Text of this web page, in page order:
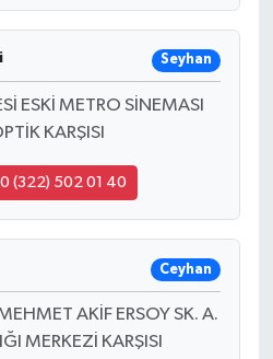
Seyhan
ESKİ METRO SİNEMASI
KARŞISI
0 (322) 502 01 40
Ceyhan
AKİF ERSOY SK. A.
MERKEZİ KARŞISI